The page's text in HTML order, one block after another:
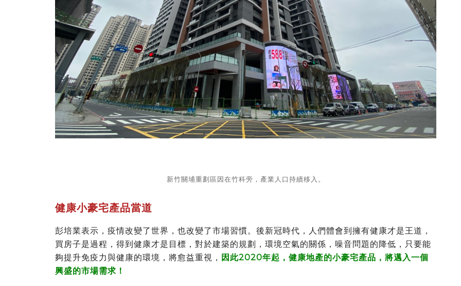
新竹關埔重劃區因在竹科旁，產業人口持續移入。
健康小豪宅產品當道
彭培業表示，疫情改變了世界，也改變了市場習慣。後新冠時代，人們體會到擁有健康才是王道，
買房子是過程，得到健康才是目標，對於建築的規劃，環境空氣的關係，噪音問題的降低，只要能
夠提升免疫力與健康的環境，將愈益重視， 因此2020年起，健康地產的小豪宅產品，將邁入一個
興盛的市場需求！